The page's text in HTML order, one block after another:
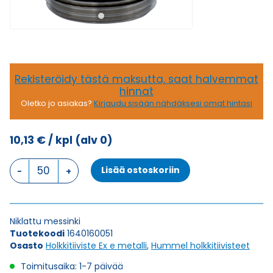
Rekisteröidy tästä maksutta, saat halvemmat
hinnat
Oletko jo asiakas? Kirjaudu sisään nähdäksesi omat hintasi
10,13 €/ kpl (alv 0)
HSK-
M-
M
x
1,5
HOLKKITIIVISTE
määrä
Lisää ostoskoriin
Niklattu messinki
Tuotekoodi 1640160051
Osasto Holkkitiiviste Ex e metalli, Hummel holkkitiivisteet
Toimitusaika: 1-7 päivää